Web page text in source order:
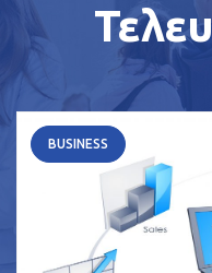
BUSINESS